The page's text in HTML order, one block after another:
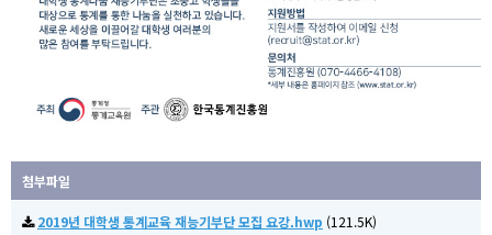
첨부파일
2019년 대학생 통계교육 재능기부단 모집 요강.hwp (121.5K)